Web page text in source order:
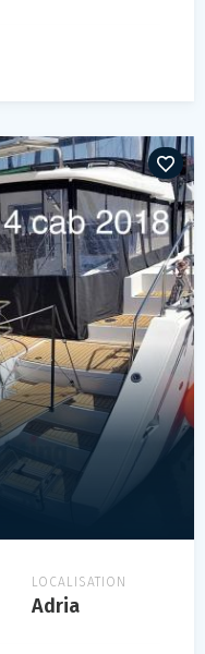
LOCALISATION
Adria